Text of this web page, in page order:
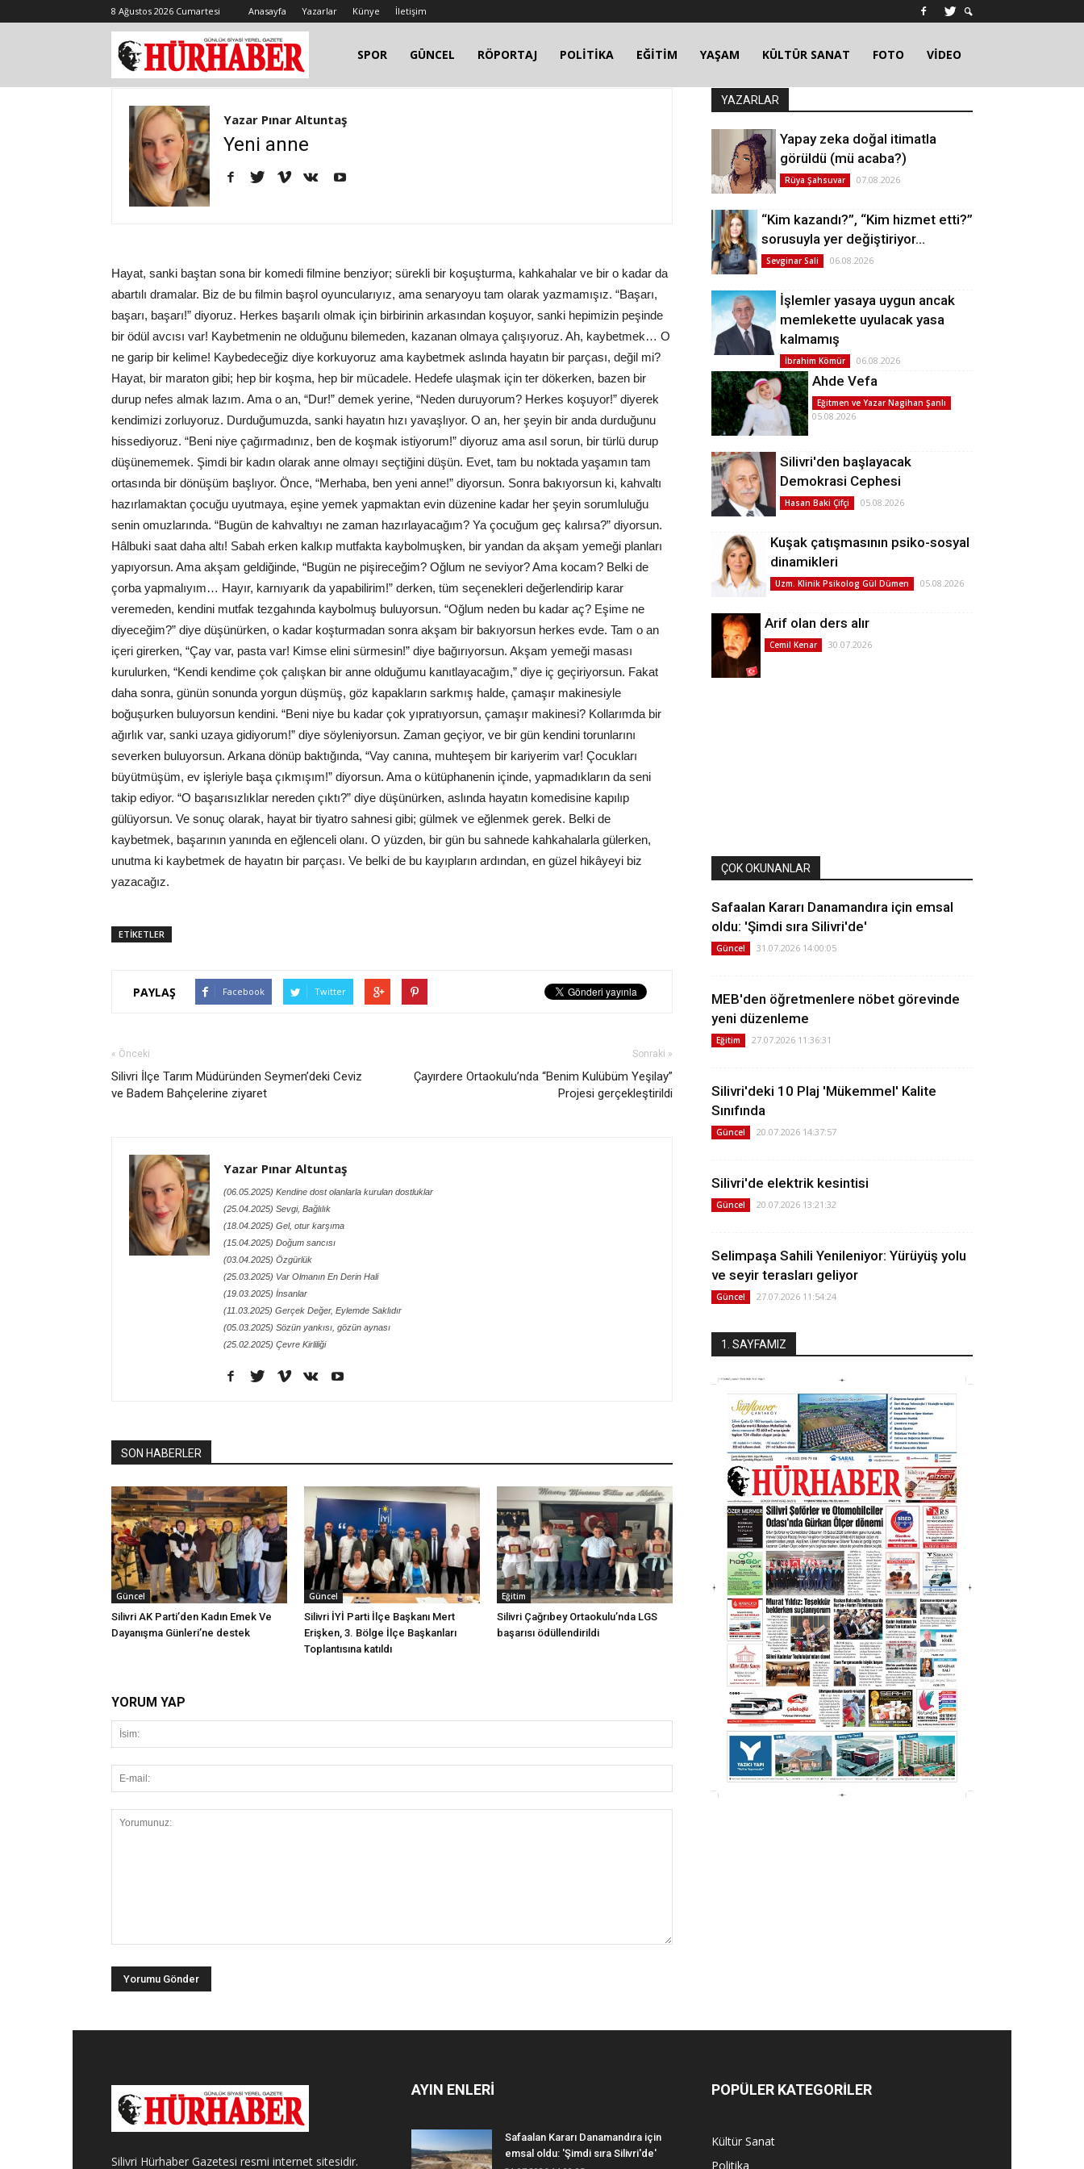
8 Ağustos 2026 Cumartesi Anasayfa Yazarlar Künye İletişim
SPOR GÜNCEL RÖPORTAJ POLİTİKA EĞİTİM YAŞAM KÜLTÜR SANAT FOTO VİDEO
Yazar Pınar Altuntaş
Yeni anne
Hayat, sanki baştan sona bir komedi filmine benziyor; sürekli bir koşuşturma, kahkahalar ve bir o kadar da
abartılı dramalar. Biz de bu filmin başrol oyuncularıyız, ama senaryoyu tam olarak yazmamışız. “Başarı,
başarı, başarı!” diyoruz. Herkes başarılı olmak için birbirinin arkasından koşuyor, sanki hepimizin peşinde
bir ödül avcısı var! Kaybetmenin ne olduğunu bilemeden, kazanan olmaya çalışıyoruz. Ah, kaybetmek… O
ne garip bir kelime! Kaybedeceğiz diye korkuyoruz ama kaybetmek aslında hayatın bir parçası, değil mi?
Hayat, bir maraton gibi; hep bir koşma, hep bir mücadele. Hedefe ulaşmak için ter dökerken, bazen bir
durup nefes almak lazım. Ama o an, “Dur!” demek yerine, “Neden duruyorum? Herkes koşuyor!” diyerek
kendimizi zorluyoruz. Durduğumuzda, sanki hayatın hızı yavaşlıyor. O an, her şeyin bir anda durduğunu
hissediyoruz. “Beni niye çağırmadınız, ben de koşmak istiyorum!” diyoruz ama asıl sorun, bir türlü durup
düşünememek. Şimdi bir kadın olarak anne olmayı seçtiğini düşün. Evet, tam bu noktada yaşamın tam
ortasında bir dönüşüm başlıyor. Önce, “Merhaba, ben yeni anne!” diyorsun. Sonra bakıyorsun ki, kahvaltı
hazırlamaktan çocuğu uyutmaya, eşine yemek yapmaktan evin düzenine kadar her şeyin sorumluluğu
senin omuzlarında. “Bugün de kahvaltıyı ne zaman hazırlayacağım? Ya çocuğum geç kalırsa?” diyorsun.
Hâlbuki saat daha altı! Sabah erken kalkıp mutfakta kaybolmuşken, bir yandan da akşam yemeği planları
yapıyorsun. Ama akşam geldiğinde, “Bugün ne pişireceğim? Oğlum ne seviyor? Ama kocam? Belki de
çorba yapmalıyım… Hayır, karnıyarık da yapabilirim!” derken, tüm seçenekleri değerlendirip karar
veremeden, kendini mutfak tezgahında kaybolmuş buluyorsun. “Oğlum neden bu kadar aç? Eşime ne
diyeceğim?” diye düşünürken, o kadar koşturmadan sonra akşam bir bakıyorsun herkes evde. Tam o an
içeri girerken, “Çay var, pasta var! Kimse elini sürmesin!” diye bağırıyorsun. Akşam yemeği masası
kurulurken, “Kendi kendime çok çalışkan bir anne olduğumu kanıtlayacağım,” diye iç geçiriyorsun. Fakat
daha sonra, günün sonunda yorgun düşmüş, göz kapakların sarkmış halde, çamaşır makinesiyle
boğuşurken buluyorsun kendini. “Beni niye bu kadar çok yıpratıyorsun, çamaşır makinesi? Kollarımda bir
ağırlık var, sanki uzaya gidiyorum!” diye söyleniyorsun. Zaman geçiyor, ve bir gün kendini torunlarını
severken buluyorsun. Arkana dönüp baktığında, “Vay canına, muhteşem bir kariyerim var! Çocukları
büyütmüşüm, ev işleriyle başa çıkmışım!” diyorsun. Ama o kütüphanenin içinde, yapmadıkların da seni
takip ediyor. “O başarısızlıklar nereden çıktı?” diye düşünürken, aslında hayatın komedisine kapılıp
gülüyorsun. Ve sonuç olarak, hayat bir tiyatro sahnesi gibi; gülmek ve eğlenmek gerek. Belki de
kaybetmek, başarının yanında en eğlenceli olanı. O yüzden, bir gün bu sahnede kahkahalarla gülerken,
unutma ki kaybetmek de hayatın bir parçası. Ve belki de bu kayıpların ardından, en güzel hikâyeyi biz
yazacağız.
ETİKETLER
PAYLAŞ Facebook Twitter
« Önceki
Silivri İlçe Tarım Müdüründen Seymen’deki Ceviz
ve Badem Bahçelerine ziyaret
Sonraki »
Çayırdere Ortaokulu’nda “Benim Kulübüm Yeşilay”
Projesi gerçekleştirildi
Yazar Pınar Altuntaş
(06.05.2025) Kendine dost olanlarla kurulan dostluklar
(25.04.2025) Sevgi, Bağlılık
(18.04.2025) Gel, otur karşıma
(15.04.2025) Doğum sancısı
(03.04.2025) Özgürlük
(25.03.2025) Var Olmanın En Derin Hali
(19.03.2025) İnsanlar
(11.03.2025) Gerçek Değer, Eylemde Saklıdır
(05.03.2025) Sözün yankısı, gözün aynası
(25.02.2025) Çevre Kirliliği
SON HABERLER
Güncel
Silivri AK Parti’den Kadın Emek Ve
Dayanışma Günleri’ne destek
Güncel
Silivri İYİ Parti İlçe Başkanı Mert
Erişken, 3. Bölge İlçe Başkanları
Toplantısına katıldı
Eğitim
Silivri Çağrıbey Ortaokulu’nda LGS
başarısı ödüllendirildi
YORUM YAP
YAZARLAR
Yapay zeka doğal itimatla
görüldü (mü acaba?)
Rüya Şahsuvar 07.08.2026
“Kim kazandı?”, “Kim hizmet etti?”
sorusuyla yer değiştiriyor…
Sevginar Sali 06.08.2026
İşlemler yasaya uygun ancak
memlekette uyulacak yasa
kalmamış
İbrahim Kömür 06.08.2026
Ahde Vefa
Eğitmen ve Yazar Nagihan Şanlı
05.08.2026
Silivri'den başlayacak
Demokrasi Cephesi
Hasan Baki Çifçi 05.08.2026
Kuşak çatışmasının psiko-sosyal
dinamikleri
Uzm. Klinik Psikolog Gül Dümen 05.08.2026
Arif olan ders alır
Cemil Kenar 30.07.2026
ÇOK OKUNANLAR
Safaalan Kararı Danamandıra için emsal
oldu: 'Şimdi sıra Silivri'de'
Güncel 31.07.2026 14:00:05
MEB'den öğretmenlere nöbet görevinde
yeni düzenleme
Eğitim 27.07.2026 11:36:31
Silivri'deki 10 Plaj 'Mükemmel' Kalite
Sınıfında
Güncel 20.07.2026 14:37:57
Silivri'de elektrik kesintisi
Güncel 20.07.2026 13:21:32
Selimpaşa Sahili Yenileniyor: Yürüyüş yolu
ve seyir terasları geliyor
Güncel 27.07.2026 11:54:24
1. SAYFAMIZ
Silivri Hürhaber Gazetesi resmi internet sitesidir.
AYIN ENLERİ
Safaalan Kararı Danamandıra için
emsal oldu: 'Şimdi sıra Silivri'de'
POPÜLER KATEGORİLER
Kültür Sanat
Politika